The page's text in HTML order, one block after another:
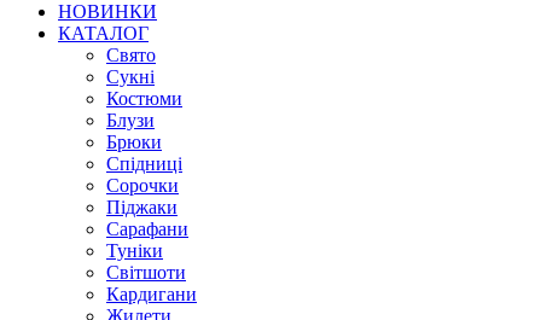
НОВИНКИ
КАТАЛОГ
Свято
Сукні
Костюми
Блузи
Брюки
Спідниці
Сорочки
Піджаки
Сарафани
Туніки
Світшоти
Кардигани
Жилети